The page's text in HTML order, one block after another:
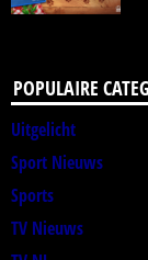
POPULAIRE
Uitgelicht
Sport Nieuws
Sports
TV Nieuws